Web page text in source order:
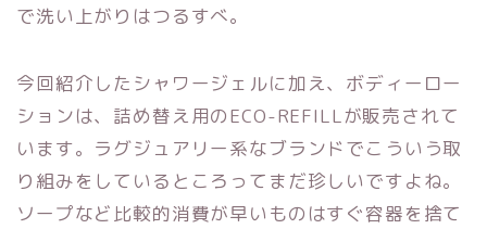
で洗い上がりはつるすべ。
今回紹介したシャワージェルに加え、ボディーロー
ションは、詰め替え用のECO-REFILLが販売されて
います。ラグジュアリー系なブランドでこういう取
り組みをしているところってまだ珍しいですよね。
ソープなど比較的消費が早いものはすぐ容器を捨て